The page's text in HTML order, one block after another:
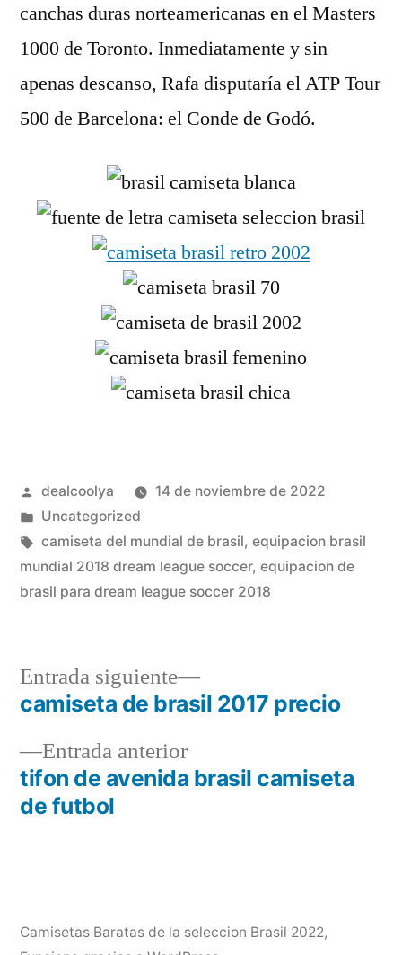
canchas duras norteamericanas en el Masters
1000 de Toronto. Inmediatamente y sin
apenas descanso, Rafa disputaría el ATP Tour
500 de Barcelona: el Conde de Godó.
Publicado
por
dealcoolya
14 de noviembre de 2022
Publicado
en
Uncategorized
Etiquetas:
camiseta del mundial de brasil, equipacion brasil
mundial 2018 dream league soccer, equipacion de
brasil para dream league soccer 2018
Navegación
de
entradas
Entrada anteriorEntrada
anterior:
tifon de avenida brasil camiseta
de futbol
Entrada siguiente
Entrada
siguiente:
camiseta de brasil 2017 precio
Camisetas Baratas de la seleccion Brasil 2022,